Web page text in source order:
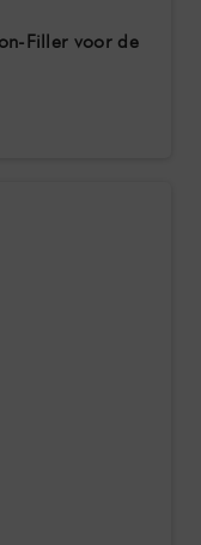
Filler voor de